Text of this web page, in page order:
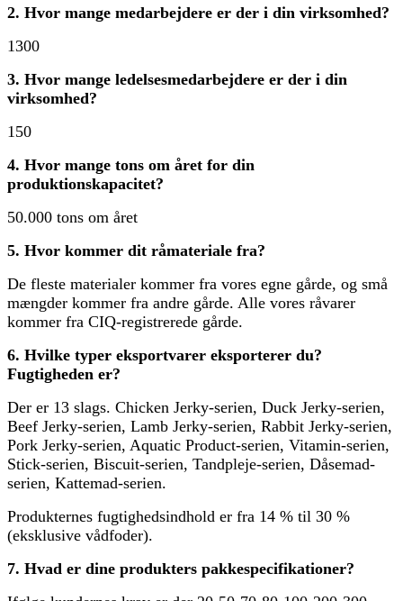
2. Hvor mange medarbejdere er der i din virksomhed?
1300
3. Hvor mange ledelsesmedarbejdere er der i din
virksomhed?
150
4. Hvor mange tons om året for din
produktionskapacitet?
50.000 tons om året
5. Hvor kommer dit råmateriale fra?
De fleste materialer kommer fra vores egne gårde, og små
mængder kommer fra andre gårde. Alle vores råvarer
kommer fra CIQ-registrerede gårde.
6. Hvilke typer eksportvarer eksporterer du?
Fugtigheden er?
Der er 13 slags. Chicken Jerky-serien, Duck Jerky-serien,
Beef Jerky-serien, Lamb Jerky-serien, Rabbit Jerky-serien,
Pork Jerky-serien, Aquatic Product-serien, Vitamin-serien,
Stick-serien, Biscuit-serien, Tandpleje-serien, Dåsemad-
serien, Kattemad-serien.
Produkternes fugtighedsindhold er fra 14 % til 30 %
(eksklusive vådfoder).
7. Hvad er dine produkters pakkespecifikationer?